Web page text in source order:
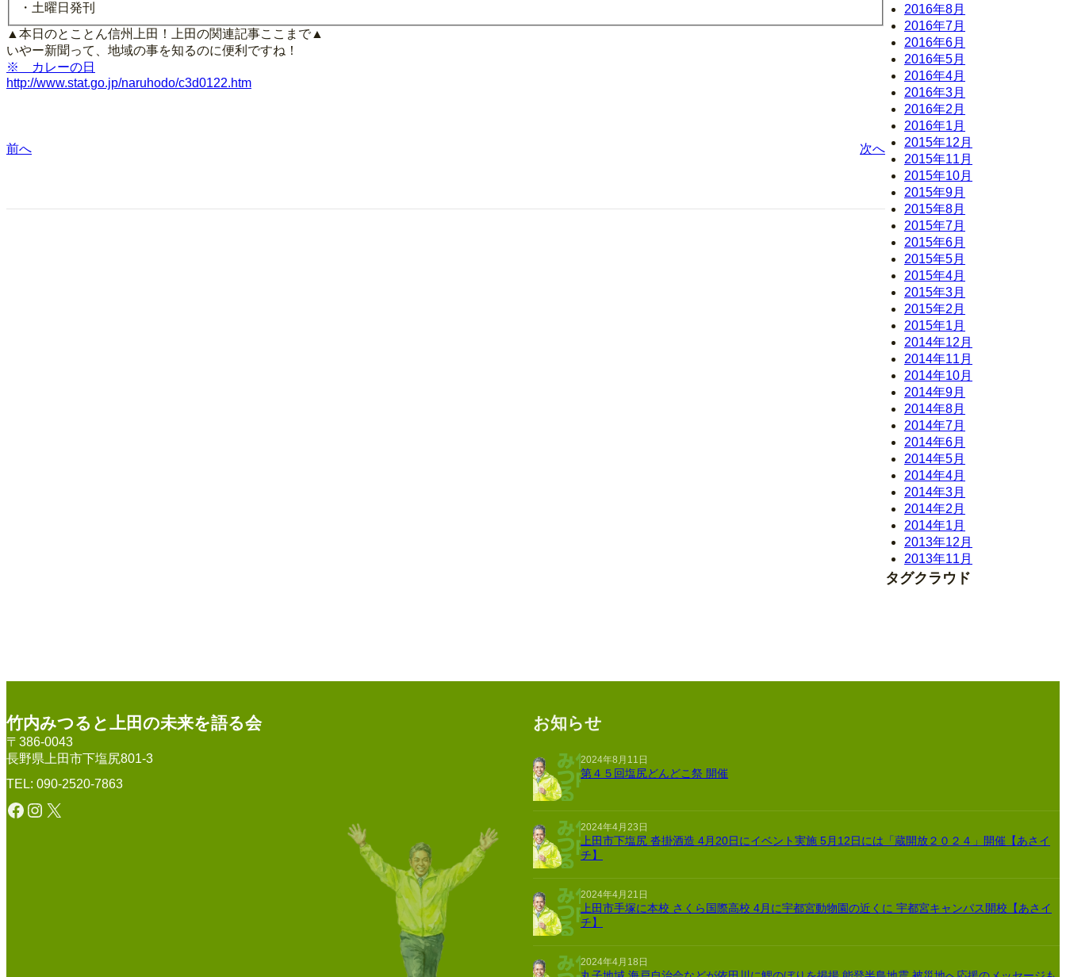
・土曜日発刊
▲本日のとことん信州上田！上田の関連記事ここまで▲
いやー新聞って、地域の事を知るのに便利ですね！
※ カレーの日
http://www.stat.go.jp/naruhodo/c3d0122.htm
前へ 次へ
2016年8月
2016年7月
2016年6月
2016年5月
2016年4月
2016年3月
2016年2月
2016年1月
2015年12月
2015年11月
2015年10月
2015年9月
2015年8月
2015年7月
2015年6月
2015年5月
2015年4月
2015年3月
2015年2月
2015年1月
2014年12月
2014年11月
2014年10月
2014年9月
2014年8月
2014年7月
2014年6月
2014年5月
2014年4月
2014年3月
2014年2月
2014年1月
2013年12月
2013年11月
タグクラウド
竹内みつると上田の未来を語る会
〒386-0043
長野県上田市下塩尻801-3
TEL: 090-2520-7863
Facebook Instagram X
お知らせ
2024年8月11日
第４５回塩尻どんどこ祭 開催
2024年4月23日
上田市下塩尻 沓掛酒造 4月20日にイベント実施 5月12日には「蔵開放２０２４」開催【あさイ
チ】
2024年4月21日
上田市手塚に本校 さくら国際高校 4月に宇都宮動物園の近くに 宇都宮キャンパス開校【あさイ
チ】
2024年4月18日